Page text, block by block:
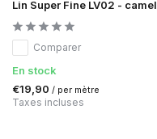
Lin Super Fine LV02 - camel
Comparer
En stock
€19,90 / per mètre
Taxes incluses